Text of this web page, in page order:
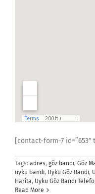
[contact-form-7
Tags: adres, göz bandı, Göz
uyku bandı, Uyku Göz Bandı,
Harita, Uyku Göz Bandı
Read More